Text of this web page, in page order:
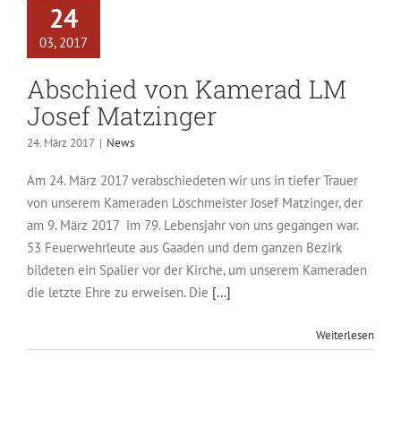
24
03, 2017
Abschied von Kamerad LM
Josef Matzinger
24. März 2017 | News
Am 24. März 2017 verabschiedeten wir uns in tiefer Trauer
von unserem Kameraden Löschmeister Josef Matzinger, der
am 9. März 2017 im 79. Lebensjahr von uns gegangen war.
53 Feuerwehrleute aus Gaaden und dem ganzen Bezirk
bildeten ein Spalier vor der Kirche, um unserem Kameraden
die letzte Ehre zu erweisen. Die [...]
Weiterlesen